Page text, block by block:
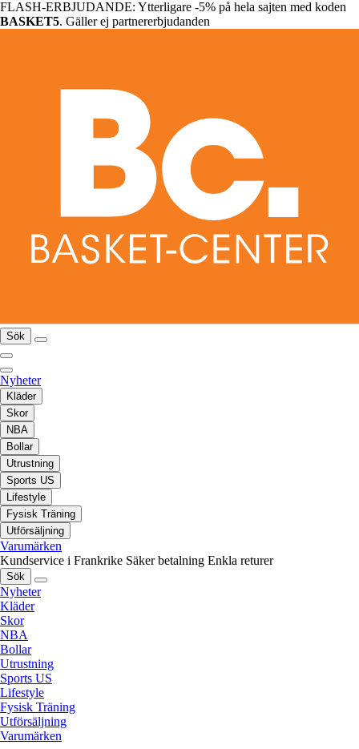
FLASH-ERBJUDANDE: Ytterligare -5% på hela sajten med koden
BASKET5. Gäller ej partnererbjudanden
Sök
Nyheter
Kläder
Skor
NBA
Bollar
Utrustning
Sports US
Lifestyle
Fysisk Träning
Utförsäljning
Varumärken
Kundservice i Frankrike Säker betalning Enkla returer
Sök
Nyheter
Kläder
Skor
NBA
Bollar
Utrustning
Sports US
Lifestyle
Fysisk Träning
Utförsäljning
Varumärken